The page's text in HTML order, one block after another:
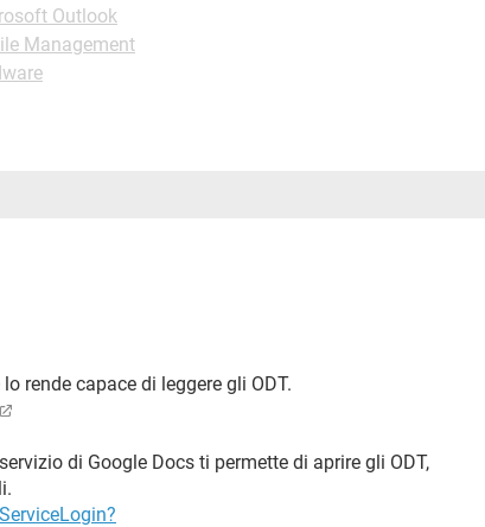
Outlook
Management
rende capace di leggere gli ODT.
di Google Docs ti permette di aprire gli ODT,